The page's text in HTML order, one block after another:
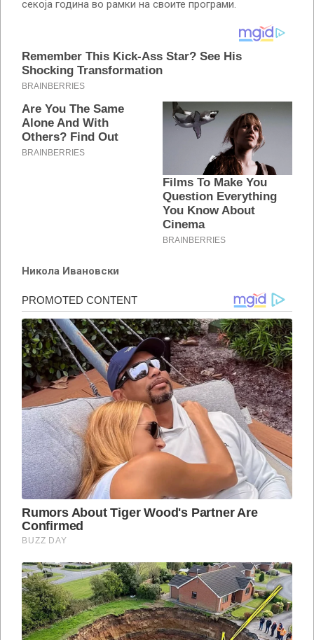
секоја година во рамки на своите програми.
Никола Ивановски